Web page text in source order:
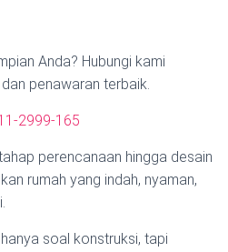
Anda? Hubungi kami
penawaran terbaik.
2999-165
perencanaan hingga desain
rumah yang indah, nyaman,
soal konstruksi, tapi